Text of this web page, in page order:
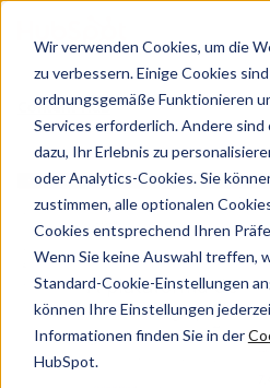
Wir verwenden Cookies, um die
zu verbessern. Einige Cookies
ordnungsgemäße Funktionieren
Services erforderlich. Andere
dazu, Ihr Erlebnis zu
oder Analytics-Cookies. Sie
zustimmen, alle optionalen
Cookies entsprechend Ihren
Wenn Sie keine Auswahl treffen,
Standard-Cookie-Einstellungen
können Ihre Einstellungen
Informationen finden Sie in der
HubSpot.
Content Hub